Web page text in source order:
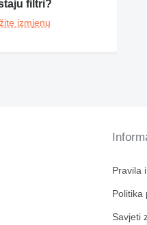
filtri?
izmjenu
Pravila
Politika
Savjeti